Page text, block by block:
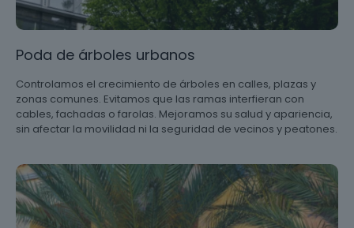
Poda de árboles urbanos
Controlamos el crecimiento de árboles en calles, plazas y
zonas comunes. Evitamos que las ramas interfieran con
cables, fachadas o farolas. Mejoramos su salud y apariencia,
sin afectar la movilidad ni la seguridad de vecinos y peatones.